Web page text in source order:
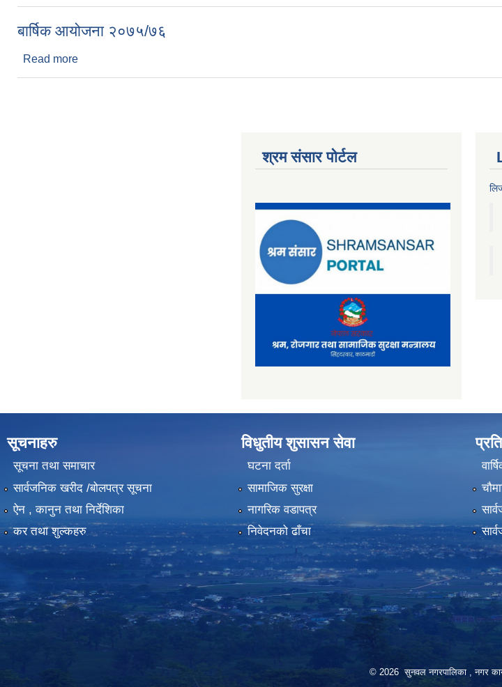
बार्षिक आयोजना २०७५/७६
Read more
श्रम संसार पोर्टल
सूचनाहरु
सूचना तथा समाचार
सार्वजनिक खरीद /बोलपत्र सूचना
ऐन , कानुन तथा निर्देशिका
कर तथा शुल्कहरु
विधुतीय शुसासन सेवा
घटना दर्ता
सामाजिक सुरक्षा
नागरिक वडापत्र
निवेदनको ढाँचा
© 2026 सुनवल नगरपालिका , नगर